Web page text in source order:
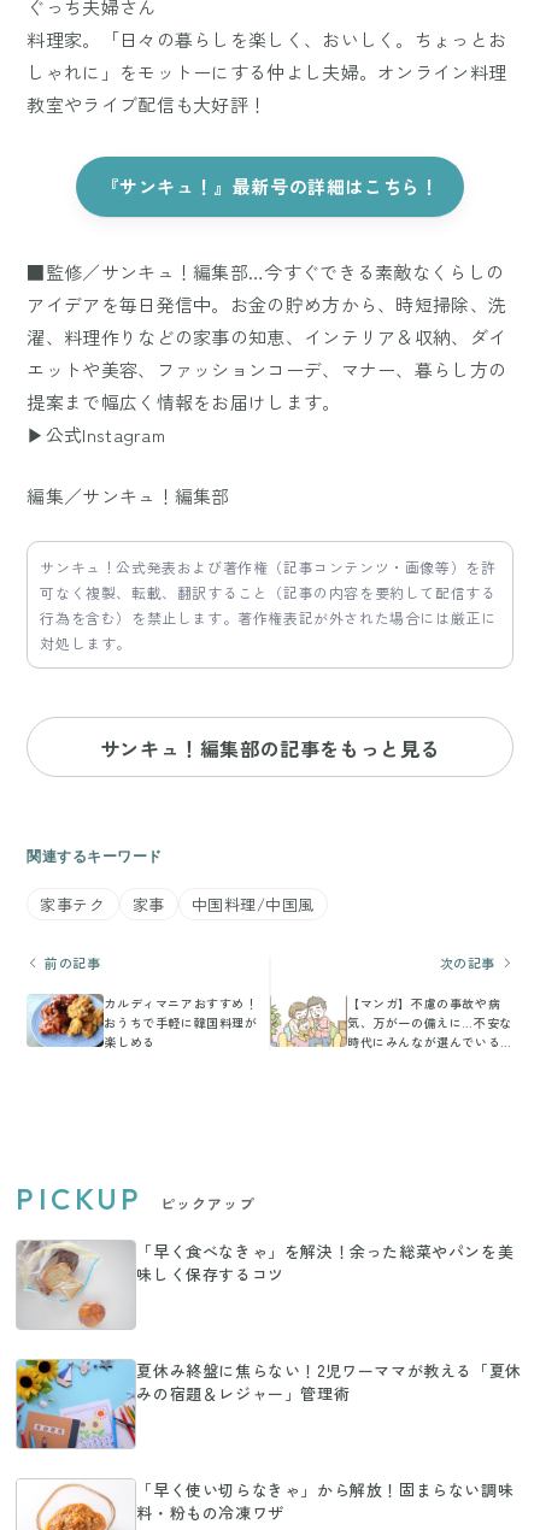
ぐっち夫婦さん
料理家。「日々の暮らしを楽しく、おいしく。ちょっとお
しゃれに」をモットーにする仲よし夫婦。オンライン料理
教室やライブ配信も大好評！
『サンキュ！』最新号の詳細はこちら！
■監修／サンキュ！編集部…今すぐできる素敵なくらしの
アイデアを毎日発信中。お金の貯め方から、時短掃除、洗
濯、料理作りなどの家事の知恵、インテリア＆収納、ダイ
エットや美容、ファッションコーデ、マナー、暮らし方の
提案まで幅広く情報をお届けします。
▶公式Instagram
編集／サンキュ！編集部
サンキュ！公式発表および著作権（記事コンテンツ・画像等）を許
可なく複製、転載、翻訳すること（記事の内容を要約して配信する
行為を含む）を禁止します。著作権表記が外された場合には厳正に
対処します。
サンキュ！編集部の記事をもっと見る
関連するキーワード
家事テク 家事 中国料理/中国風
前の記事
カルディマニアおすすめ！
おうちで手軽に韓国料理が
楽しめる
次の記事
【マンガ】不慮の事故や病
気、万が一の備えに…不安な
時代にみんなが選んでいる
PICKUP ピックアップ
「早く食べなきゃ」を解決！余った総菜やパンを美
味しく保存するコツ
夏休み終盤に焦らない！2児ワーママが教える「夏休
みの宿題＆レジャー」管理術
「早く使い切らなきゃ」から解放！固まらない調味
料・粉もの冷凍ワザ